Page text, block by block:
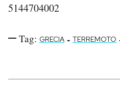
5144704002
Tag: GRECIA - TERREMOTO